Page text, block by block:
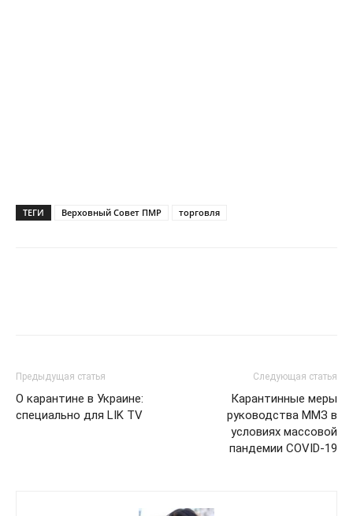
ТЕГИ Верховный Совет ПМР торговля
Предыдущая статья
О карантине в Украине:
специально для LIK TV
Следующая статья
Карантинные меры
руководства ММЗ в
условиях массовой
пандемии COVID-19